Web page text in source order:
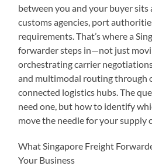
between you and your buyer sits
customs agencies, port
requirements. That’s where a
forwarder steps in—not just
orchestrating carrier
and multimodal routing through
connected logistics hubs. The
need one, but how to identify
move the needle for your supply
What Singapore Freight
Your Business